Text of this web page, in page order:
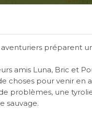
aventuriers préparent
amis Luna, Bric et
choses pour venir en
problèmes, une
sauvage.